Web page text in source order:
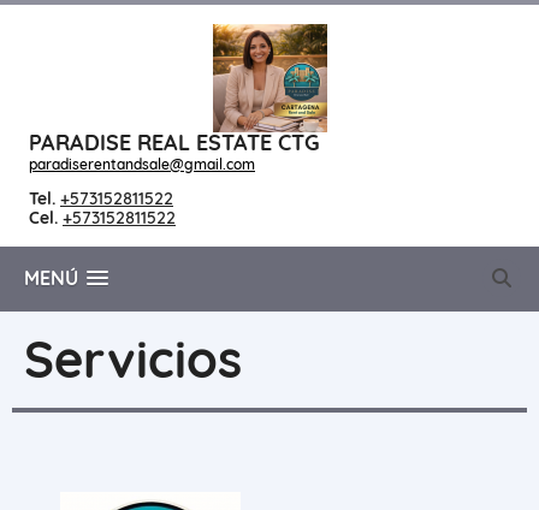
PARADISE REAL ESTATE CTG
paradiserentandsale@gmail.com
Tel. +573152811522
Cel. +573152811522
MENÚ
Servicios